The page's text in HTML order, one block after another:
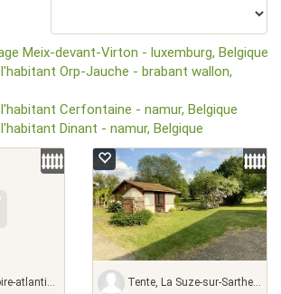
Meix-devant-Virton - luxemburg, Belgique
Orp-Jauche - brabant wallon,
Cerfontaine - namur, Belgique
Dinant - namur, Belgique
France Tente, La Suze-sur-Sarthe - sarthe, France